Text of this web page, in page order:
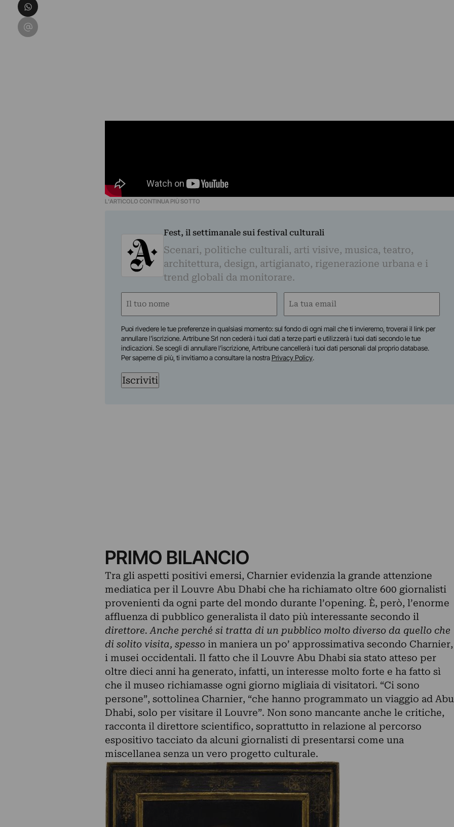
L'ARTICOLO CONTINUA PIÙ SOTTO
Fest, il settimanale sui festival culturali
Scenari, politiche culturali, arti visive, musica, teatro,
architettura, design, artigianato, rigenerazione urbana e i
trend globali da monitorare.
Nome
Email
Puoi rivedere le tue preferenze in qualsiasi momento: sul fondo di ogni mail che ti invieremo, troverai il link per
annullare l’iscrizione. Artribune Srl non cederà i tuoi dati a terze parti e utilizzerà i tuoi dati secondo le tue
indicazioni. Se scegli di annullare l’iscrizione, Artribune cancellerà i tuoi dati personali dal proprio database.
Per saperne di più, ti invitiamo a consultare la nostra Privacy Policy.
Iscriviti
PRIMO BILANCIO
Tra gli aspetti positivi emersi, Charnier evidenzia la grande attenzione
mediatica per il Louvre Abu Dhabi che ha richiamato oltre 600 giornalisti
provenienti da ogni parte del mondo durante l’opening. È, però, l’enorme
affluenza di pubblico generalista il dato più interessante secondo il
direttore. Anche perché si tratta di un pubblico molto diverso da quello che
di solito visita, spessoin maniera un po’ approssimativa secondo Charnier,
i musei occidentali. Il fatto che il Louvre Abu Dhabi sia stato atteso per
oltre dieci anni ha generato, infatti, un interesse molto forte e ha fatto sì
che il museo richiamasse ogni giorno migliaia di visitatori. “Ci sono
persone”, sottolinea Charnier, “che hanno programmato un viaggio ad Abu
Dhabi, solo per visitare il Louvre”. Non sono mancante anche le critiche,
racconta il direttore scientifico, soprattutto in relazione al percorso
espositivo tacciato da alcuni giornalisti di presentarsi come una
miscellanea senza un vero progetto culturale.
Condividi su WhatsApp
Condividi su Email